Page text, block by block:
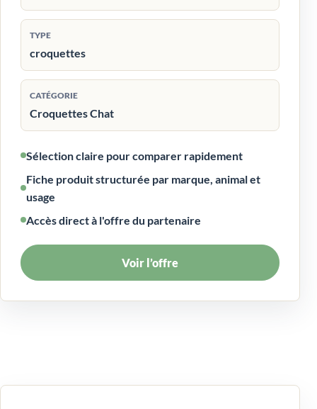
TYPE
croquettes
CATÉGORIE
Croquettes Chat
Sélection claire pour comparer rapidement
Fiche produit structurée par marque, animal et
usage
Accès direct à l'offre du partenaire
Voir l’offre